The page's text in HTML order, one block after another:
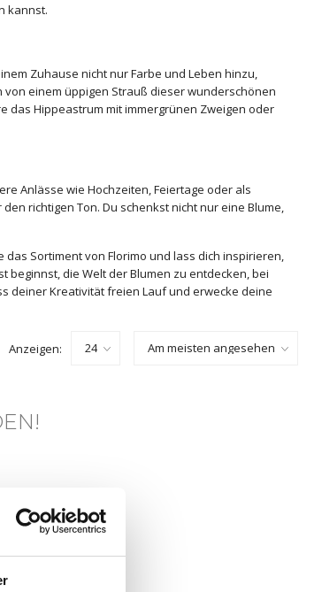
kannst.
Zuhause nicht nur Farbe und Leben hinzu,
einem üppigen Strauß dieser wunderschönen
das Hippeastrum mit immergrünen Zweigen oder
Anlässe wie Hochzeiten, Feiertage oder als
richtigen Ton. Du schenkst nicht nur eine Blume,
Sortiment von Florimo und lass dich inspirieren,
die Welt der Blumen zu entdecken, bei
deiner Kreativität freien Lauf und erwecke deine
Anzeigen: